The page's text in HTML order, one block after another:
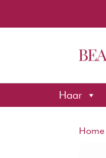
Haar
Home